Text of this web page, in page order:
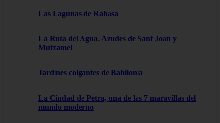
Las Lagunas de Rabasa
La Ruta del Agua. Azudes de Sant Joan y
Mutxamel
Jardines colgantes de Babilonia
La Ciudad de Petra, una de las 7 maravillas del
mundo moderno